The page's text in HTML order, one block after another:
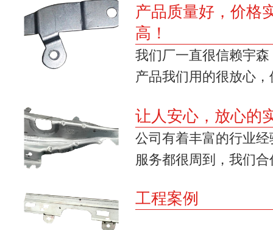
产品质量好，价格
高！
我们厂一直很信赖宇
产品我们用的很放心
让人安心，放心的
公司有着丰富的行业
服务都很周到，我们
工程案例